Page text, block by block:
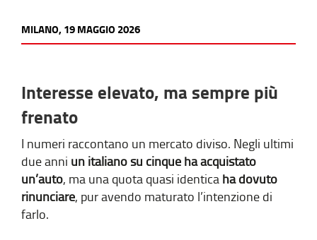
MILANO, 19 MAGGIO 2026
Interesse elevato, ma sempre più
frenato
I numeri raccontano un mercato diviso. Negli ultimi
due anni un italiano su cinque ha acquistato
un’auto, ma una quota quasi identica ha dovuto
rinunciare, pur avendo maturato l’intenzione di
farlo.